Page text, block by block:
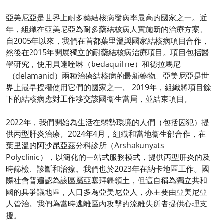
亞美尼亞是世界上耐多藥結核病發病率最高的國家之一。近
年，組織在亞美尼亞為耐多藥結核病人實施新的治療方案。
自2005年以來，我們在首都葉里溫與國家結核病項目合作，
然後在2015年開展獨立的耐藥結核病治療項目。項目包括醫
學研究，使用貝達喹啉（bedaquiline）和德拉馬尼
（delamanid）兩種治療結核病的最新藥物。亞美尼亞是世
界上最早授權使用它們的國家之一。 ​2019年，組織將項目餘
下的結核病應對工作移交該國衞生當局，並結束項目。
2022年，我們開始為生活在弱勢環境的人們（包括囚犯）提
供丙型肝炎治療。2024年4月，組織和當地衞生部合作，在
葉里溫的阿沙昆亞茲分科診所（Arshakunyats
Polyclinic），以簡化的一站式服務模式，提供丙型肝炎的及
時篩檢、診斷和治療。我們也於2023年在納卡地區工作。國
際社會普遍認為該區屬亞塞拜疆領土，但這自稱為獨立共和
國的具爭議地區，人口多為亞美尼亞人，亦主要由亞美尼亞
人管治。我們為當時逃離區內攻擊的流離失所者提供心理支
援。